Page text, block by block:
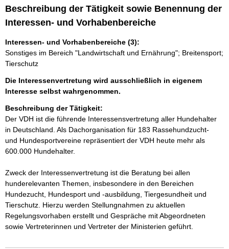
Beschreibung der Tätigkeit sowie Benennung der
Interessen- und Vorhabenbereiche
Interessen- und Vorhabenbereiche (3):
Sonstiges im Bereich "Landwirtschaft und Ernährung"; Breitensport;
Tierschutz
Die Interessenvertretung wird ausschließlich in eigenem
Interesse selbst wahrgenommen.
Beschreibung der Tätigkeit:
Der VDH ist die führende Interessensvertretung aller Hundehalter
in Deutschland. Als Dachorganisation für 183 Rassehundzucht-
und Hundesportvereine repräsentiert der VDH heute mehr als
600.000 Hundehalter.
Zweck der Interessenvertretung ist die Beratung bei allen
hunderelevanten Themen, insbesondere in den Bereichen
Hundezucht, Hundesport und -ausbildung, Tiergesundheit und
Tierschutz. Hierzu werden Stellungnahmen zu aktuellen
Regelungsvorhaben erstellt und Gespräche mit Abgeordneten
sowie Vertreterinnen und Vertreter der Ministerien geführt.